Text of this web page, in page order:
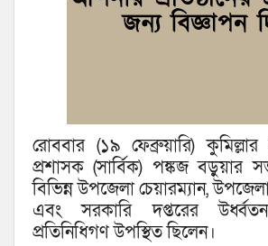
রোববার (১৯ ফেব্রুয়ারি)
প্রশাসক (সার্বিক) পঙ্কজ বড়ুয়ার
বিভিন্ন উপজেলা চেয়ারম্যান, উপজেলা
এবং সরকারি দপ্তরের
প্রতিনিধিগণ উপস্থিত ছিলেন।